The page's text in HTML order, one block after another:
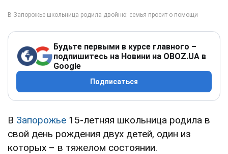
Будьте первыми в курсе главного –
подпишитесь на Новини на OBOZ.UA в
Google
Подписаться
В Запорожье 15-летняя школьница родила в
свой день рождения двух детей, один из
которых – в тяжелом состоянии.